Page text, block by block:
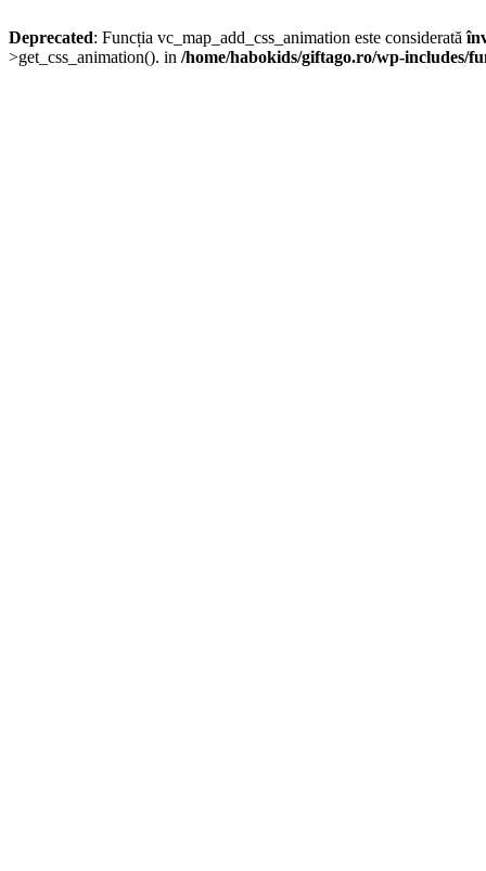
Deprecated: Funcția vc_map_add_css_animation este considerată
>get_css_animation(). in /home/habokids/giftago.ro/wp-includes/